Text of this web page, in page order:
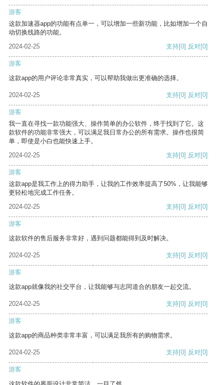
游客
这款加速器app的功能有点单一，可以增加一些新功能，比如增加一个自
动切换线路的功能。
2024-02-25
支持[0] 反对[0]
游客
这款app的用户评论非常真实，可以帮助我做出更准确的选择。
2024-02-25 支持[0] 反对[0]
游客
我一直在寻找一款功能强大、操作简单的办公软件，终于找到了它。这
款软件的功能非常强大，可以满足我日常办公的所有需求。操作也很简
单，即使是小白也能快速上手。
2024-02-25
支持[0] 反对[0]
游客
这款app是我工作上的得力助手，让我的工作效率提高了50%，让我能够
更轻松地完成工作任务。
2024-02-25
支持[0] 反对[0]
游客
这款软件的售后服务非常好，遇到问题都能得到及时解决。
2024-02-25 支持[0] 反对[0]
游客
这款app就像我的社交平台，让我能够与志同道合的朋友一起交流。
2024-02-25 支持[0] 反对[0]
游客
这款app的商品种类非常丰富，可以满足我所有的购物需求。
2024-02-25 支持[0] 反对[0]
游客